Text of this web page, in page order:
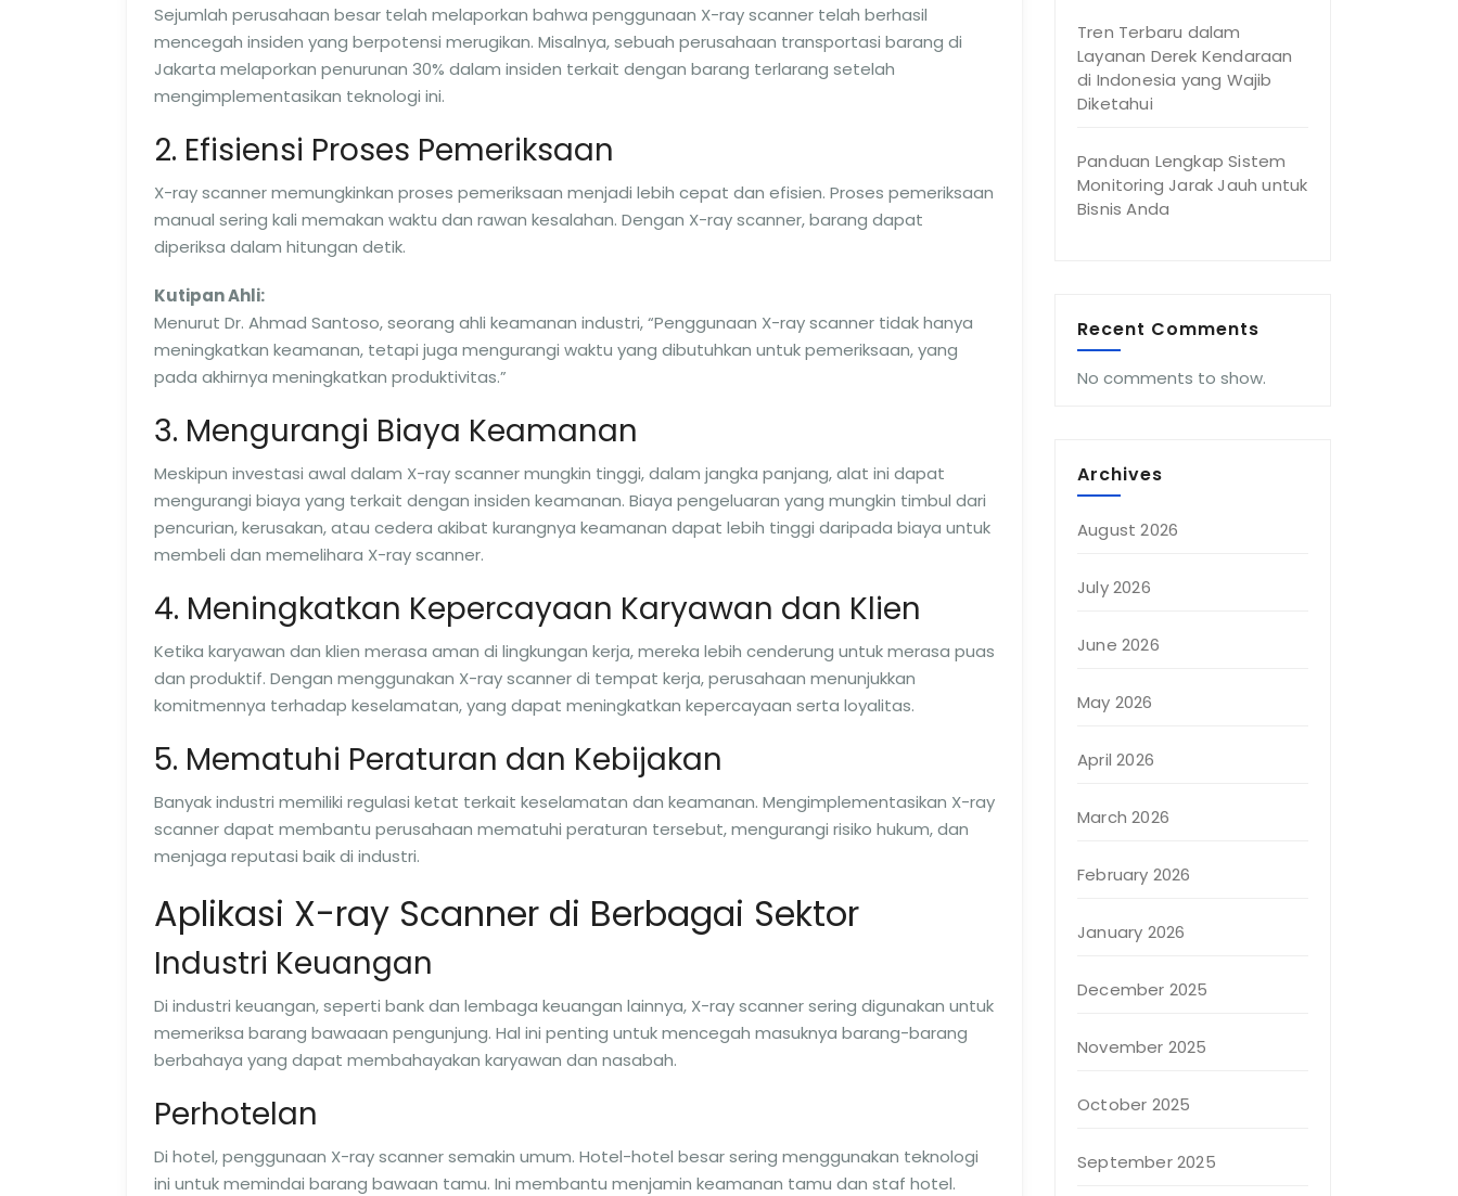
Sejumlah perusahaan besar telah melaporkan bahwa penggunaan X-ray scanner telah berhasil
mencegah insiden yang berpotensi merugikan. Misalnya, sebuah perusahaan transportasi barang di
Jakarta melaporkan penurunan 30% dalam insiden terkait dengan barang terlarang setelah
mengimplementasikan teknologi ini.
2. Efisiensi Proses Pemeriksaan
X-ray scanner memungkinkan proses pemeriksaan menjadi lebih cepat dan efisien. Proses pemeriksaan
manual sering kali memakan waktu dan rawan kesalahan. Dengan X-ray scanner, barang dapat
diperiksa dalam hitungan detik.
Kutipan Ahli:
Menurut Dr. Ahmad Santoso, seorang ahli keamanan industri, “Penggunaan X-ray scanner tidak hanya
meningkatkan keamanan, tetapi juga mengurangi waktu yang dibutuhkan untuk pemeriksaan, yang
pada akhirnya meningkatkan produktivitas.”
3. Mengurangi Biaya Keamanan
Meskipun investasi awal dalam X-ray scanner mungkin tinggi, dalam jangka panjang, alat ini dapat
mengurangi biaya yang terkait dengan insiden keamanan. Biaya pengeluaran yang mungkin timbul dari
pencurian, kerusakan, atau cedera akibat kurangnya keamanan dapat lebih tinggi daripada biaya untuk
membeli dan memelihara X-ray scanner.
4. Meningkatkan Kepercayaan Karyawan dan Klien
Ketika karyawan dan klien merasa aman di lingkungan kerja, mereka lebih cenderung untuk merasa puas
dan produktif. Dengan menggunakan X-ray scanner di tempat kerja, perusahaan menunjukkan
komitmennya terhadap keselamatan, yang dapat meningkatkan kepercayaan serta loyalitas.
5. Mematuhi Peraturan dan Kebijakan
Banyak industri memiliki regulasi ketat terkait keselamatan dan keamanan. Mengimplementasikan X-ray
scanner dapat membantu perusahaan mematuhi peraturan tersebut, mengurangi risiko hukum, dan
menjaga reputasi baik di industri.
Aplikasi X-ray Scanner di Berbagai Sektor
Industri Keuangan
Di industri keuangan, seperti bank dan lembaga keuangan lainnya, X-ray scanner sering digunakan untuk
memeriksa barang bawaaan pengunjung. Hal ini penting untuk mencegah masuknya barang-barang
berbahaya yang dapat membahayakan karyawan dan nasabah.
Perhotelan
Di hotel, penggunaan X-ray scanner semakin umum. Hotel-hotel besar sering menggunakan teknologi
ini untuk memindai barang bawaan tamu. Ini membantu menjamin keamanan tamu dan staf hotel.
Tren Terbaru dalam
Layanan Derek Kendaraan
di Indonesia yang Wajib
Diketahui
Panduan Lengkap Sistem
Monitoring Jarak Jauh untuk
Bisnis Anda
Recent Comments
No comments to show.
Archives
August 2026
July 2026
June 2026
May 2026
April 2026
March 2026
February 2026
January 2026
December 2025
November 2025
October 2025
September 2025